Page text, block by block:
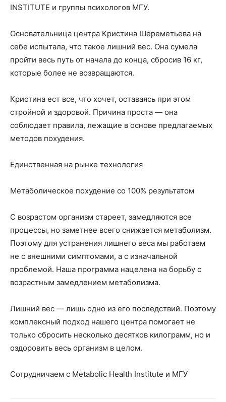
INSTITUTE и группы психологов МГУ.
Основательница центра Кристина Шереметьева на
себе испытала, что такое лишний вес. Она сумела
пройти весь путь от начала до конца, сбросив 16 кг,
которые более не возвращаются.
Кристина ест все, что хочет, оставаясь при этом
стройной и здоровой. Причина проста — она
соблюдает правила, лежащие в основе предлагаемых
методов похудения.
Единственная на рынке технология
Метаболическое похудение со 100% результатом
С возрастом организм стареет, замедляются все
процессы, но заметнее всего снижается метаболизм.
Поэтому для устранения лишнего веса мы работаем
не с внешними симптомами, а с изначальной
проблемой. Наша программа нацелена на борьбу с
возрастным замедлением метаболизма.
Лишний вес — лишь одно из его последствий. Поэтому
комплексный подход нашего центра помогает не
только сбросить несколько десятков килограмм, но и
оздоровить весь организм в целом.
Сотрудничаем с Metabolic Health Institute и МГУ